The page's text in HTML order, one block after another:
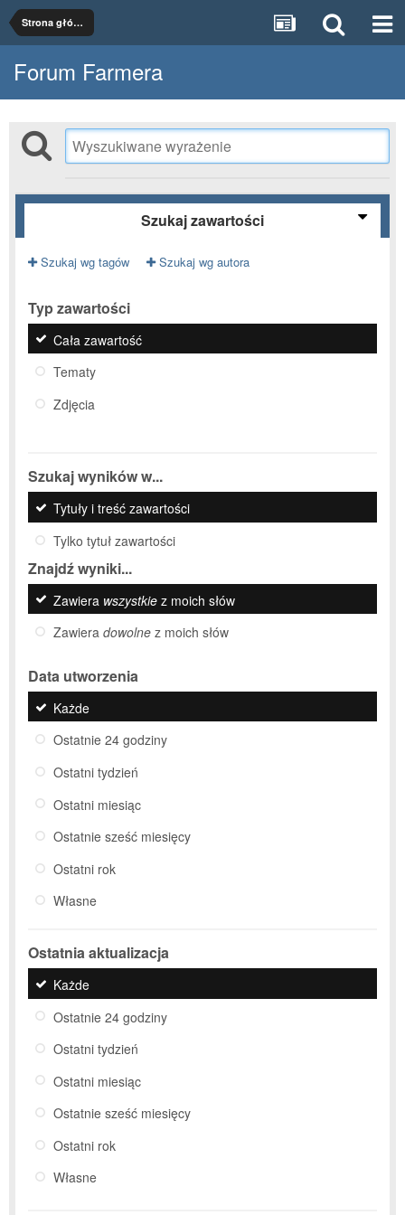
Strona główna
Forum Farmera
Szukaj zawartości
Szukaj wg tagów Szukaj wg autora
Typ zawartości
Cała zawartość
Tematy
Zdjęcia
Szukaj wyników w...
Tytuły i treść zawartości
Tylko tytuł zawartości
Znajdź wyniki...
Zawiera wszystkie z moich słów
Zawiera dowolne z moich słów
Data utworzenia
Każde
Ostatnie 24 godziny
Ostatni tydzień
Ostatni miesiąc
Ostatnie sześć miesięcy
Ostatni rok
Własne
Ostatnia aktualizacja
Każde
Ostatnie 24 godziny
Ostatni tydzień
Ostatni miesiąc
Ostatnie sześć miesięcy
Ostatni rok
Własne